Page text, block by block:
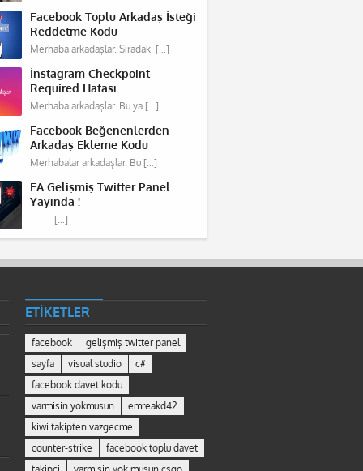
Facebook Toplu Arkadaş İsteği
Reddetme Kodu
Merhaba arkadaşlar. Sıradaki […]
İnstagram Checkpoint
Required Hatası
Merhaba arkadaşlar. Bu ya […]
Facebook Beğenenlerden
Arkadaş Ekleme Kodu
Merhabalar arkadaşlar. Bu […]
EA Gelişmiş Twitter Panel
Yayında !
[…]
ETIKETLER
facebook
gelişmiş twitter panel
sayfa
visual studio
c#
facebook davet kodu
varmisin yokmusun
emreakd42
kiwi takipten vazgecme
counter-strike
facebook toplu davet